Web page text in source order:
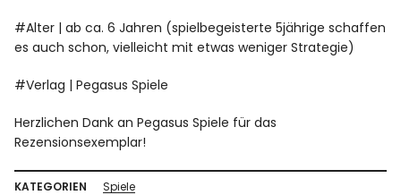
#Alter | ab ca. 6 Jahren (spielbegeisterte 5jährige schaffen
es auch schon, vielleicht mit etwas weniger Strategie)
#Verlag | Pegasus Spiele
Herzlichen Dank an Pegasus Spiele für das
Rezensionsexemplar!
KATEGORIEN Spiele